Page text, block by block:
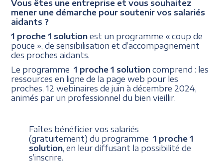
Vous êtes une entreprise et vous souhaitez
mener une démarche pour soutenir vos salariés
aidants ?
1 proche 1 solution est un programme « coup de
pouce », de sensibilisation et d’accompagnement
des proches aidants.
Le programme1 proche 1 solution comprend : les
ressources en ligne de la page web pour les
proches, 12 webinaires de juin à décembre 2024,
animés par un professionnel du bien vieillir.
Faîtes bénéficier vos salariés
(gratuitement) du programme1 proche 1
solution, en leur diffusant la possibilité de
s’inscrire.